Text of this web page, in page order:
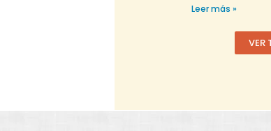
Leer más »
VER